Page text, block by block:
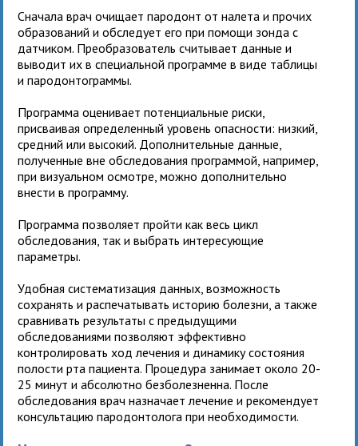
Сначала врач очищает пародонт от налета и прочих
образований и обследует его при помощи зонда с
датчиком. Преобразователь считывает данные и
выводит их в специальной программе в виде таблицы
и пародонтограммы.
Программа оценивает потенциальные риски,
присваивая определенный уровень опасности: низкий,
средний или высокий. Дополнительные данные,
полученные вне обследования программой, например,
при визуальном осмотре, можно дополнительно
внести в программу.
Программа позволяет пройти как весь цикл
обследования, так и выбрать интересующие
параметры.
Удобная систематизация данных, возможность
сохранять и распечатывать историю болезни, а также
сравнивать результаты с предыдущими
обследованиями позволяют эффективно
контролировать ход лечения и динамику состояния
полости рта пациента. Процедура занимает около 20-
25 минут и абсолютно безболезненна. После
обследования врач назначает лечение и рекомендует
консультацию пародонтолога при необходимости.